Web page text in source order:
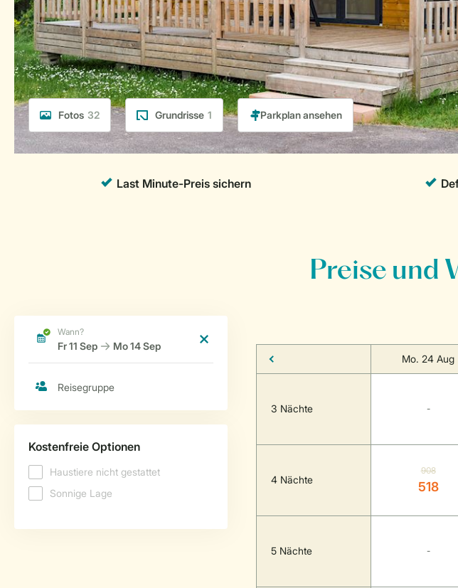
Fotos 32 Grundrisse 1
Preise und
Mo. 24 Aug
3 Nächte -
4 Nächte
908
518
5 Nächte -